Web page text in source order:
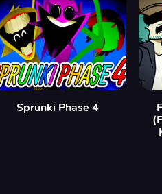
Sprunki Phase 4